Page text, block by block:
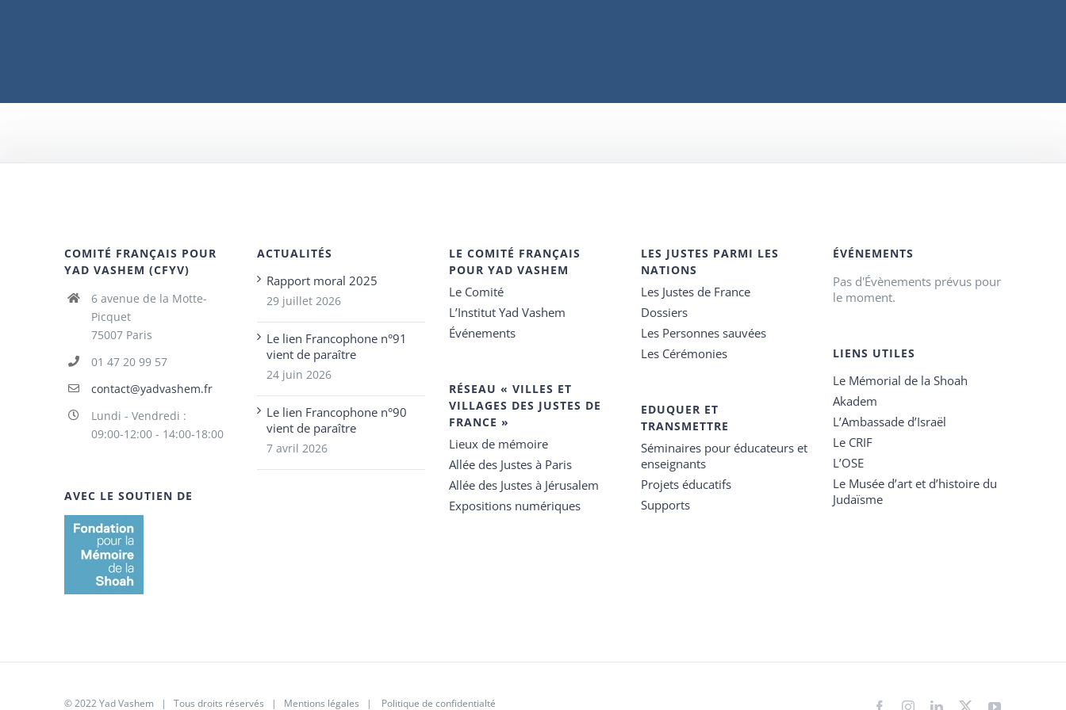
COMITÉ FRANÇAIS POUR
YAD VASHEM (CFYV)
6 avenue de la Motte-
Picquet
75007 Paris
01 47 20 99 57
contact@yadvashem.fr
Lundi - Vendredi :
09:00-12:00 - 14:00-18:00
AVEC LE SOUTIEN DE
ACTUALITÉS
Rapport moral 2025
29 juillet 2026
Le lien Francophone n°91
vient de paraître
24 juin 2026
Le lien Francophone n°90
vient de paraître
7 avril 2026
LE COMITÉ FRANÇAIS
POUR YAD VASHEM
Le Comité
L’Institut Yad Vashem
Événements
RÉSEAU « VILLES ET
VILLAGES DES JUSTES DE
FRANCE »
Lieux de mémoire
Allée des Justes à Paris
Allée des Justes à Jérusalem
Expositions numériques
LES JUSTES PARMI LES
NATIONS
Les Justes de France
Dossiers
Les Personnes sauvées
Les Cérémonies
EDUQUER ET
TRANSMETTRE
Séminaires pour éducateurs et
enseignants
Projets éducatifs
Supports
ÉVÉNEMENTS
Pas d'Évènements prévus pour
le moment.
LIENS UTILES
Le Mémorial de la Shoah
Akadem
L’Ambassade d’Israël
Le CRIF
L’OSE
Le Musée d’art et d’histoire du
Judaïsme
© 2022 Yad Vashem | Tous droits réservés | Mentions légales | Politique de confidentialté FacebookInstagramLinkedIn
X YouTube